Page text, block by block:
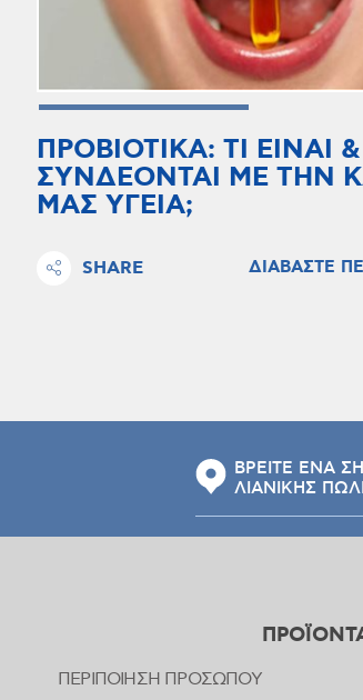
ΠΡΟΒΙΟΤΙΚΑ: ΤΙ ΕΙΝΑΙ
ΣΥΝΔΕΟΝΤΑΙ ΜΕ ΤΗΝ
ΜΑΣ ΥΓΕΙΑ;
SHARE ΔΙΑΒΑΣΤΕ
ΒΡΕΙΤΕ ΕΝΑ
ΛΙΑΝΙΚΗΣ
ΠΕΡΙΠΟΙΗΣΗ ΠΡΟΣΩΠΟΥ